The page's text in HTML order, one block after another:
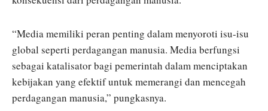
“Media memiliki peran penting dalam menyoroti isu-isu
global seperti perdagangan manusia. Media berfungsi
sebagai katalisator bagi pemerintah dalam menciptakan
kebijakan yang efektif untuk memerangi dan mencegah
perdagangan manusia,” pungkasnya.